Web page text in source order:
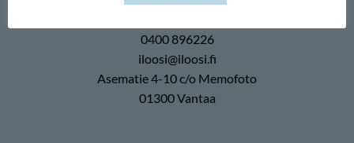
0400 896226
iloosi@iloosi.fi
Asematie 4-10 c/o Memofoto
01300 Vantaa